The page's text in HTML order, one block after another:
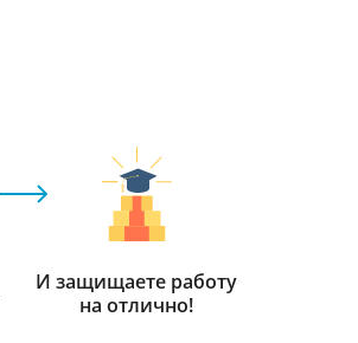
И защищаете работу
на отлично!